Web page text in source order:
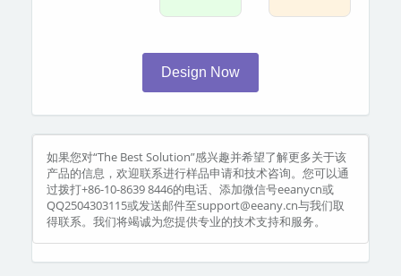
Design Now
如果您对“The Best Solution”感兴趣并希望了解更多关于该
产品的信息，欢迎联系进行样品申请和技术咨询。您可以通
过拨打+86-10-8639 8446的电话、添加微信号eeanycn或
QQ2504303115或发送邮件至support@eeany.cn与我们取
得联系。我们将竭诚为您提供专业的技术支持和服务。